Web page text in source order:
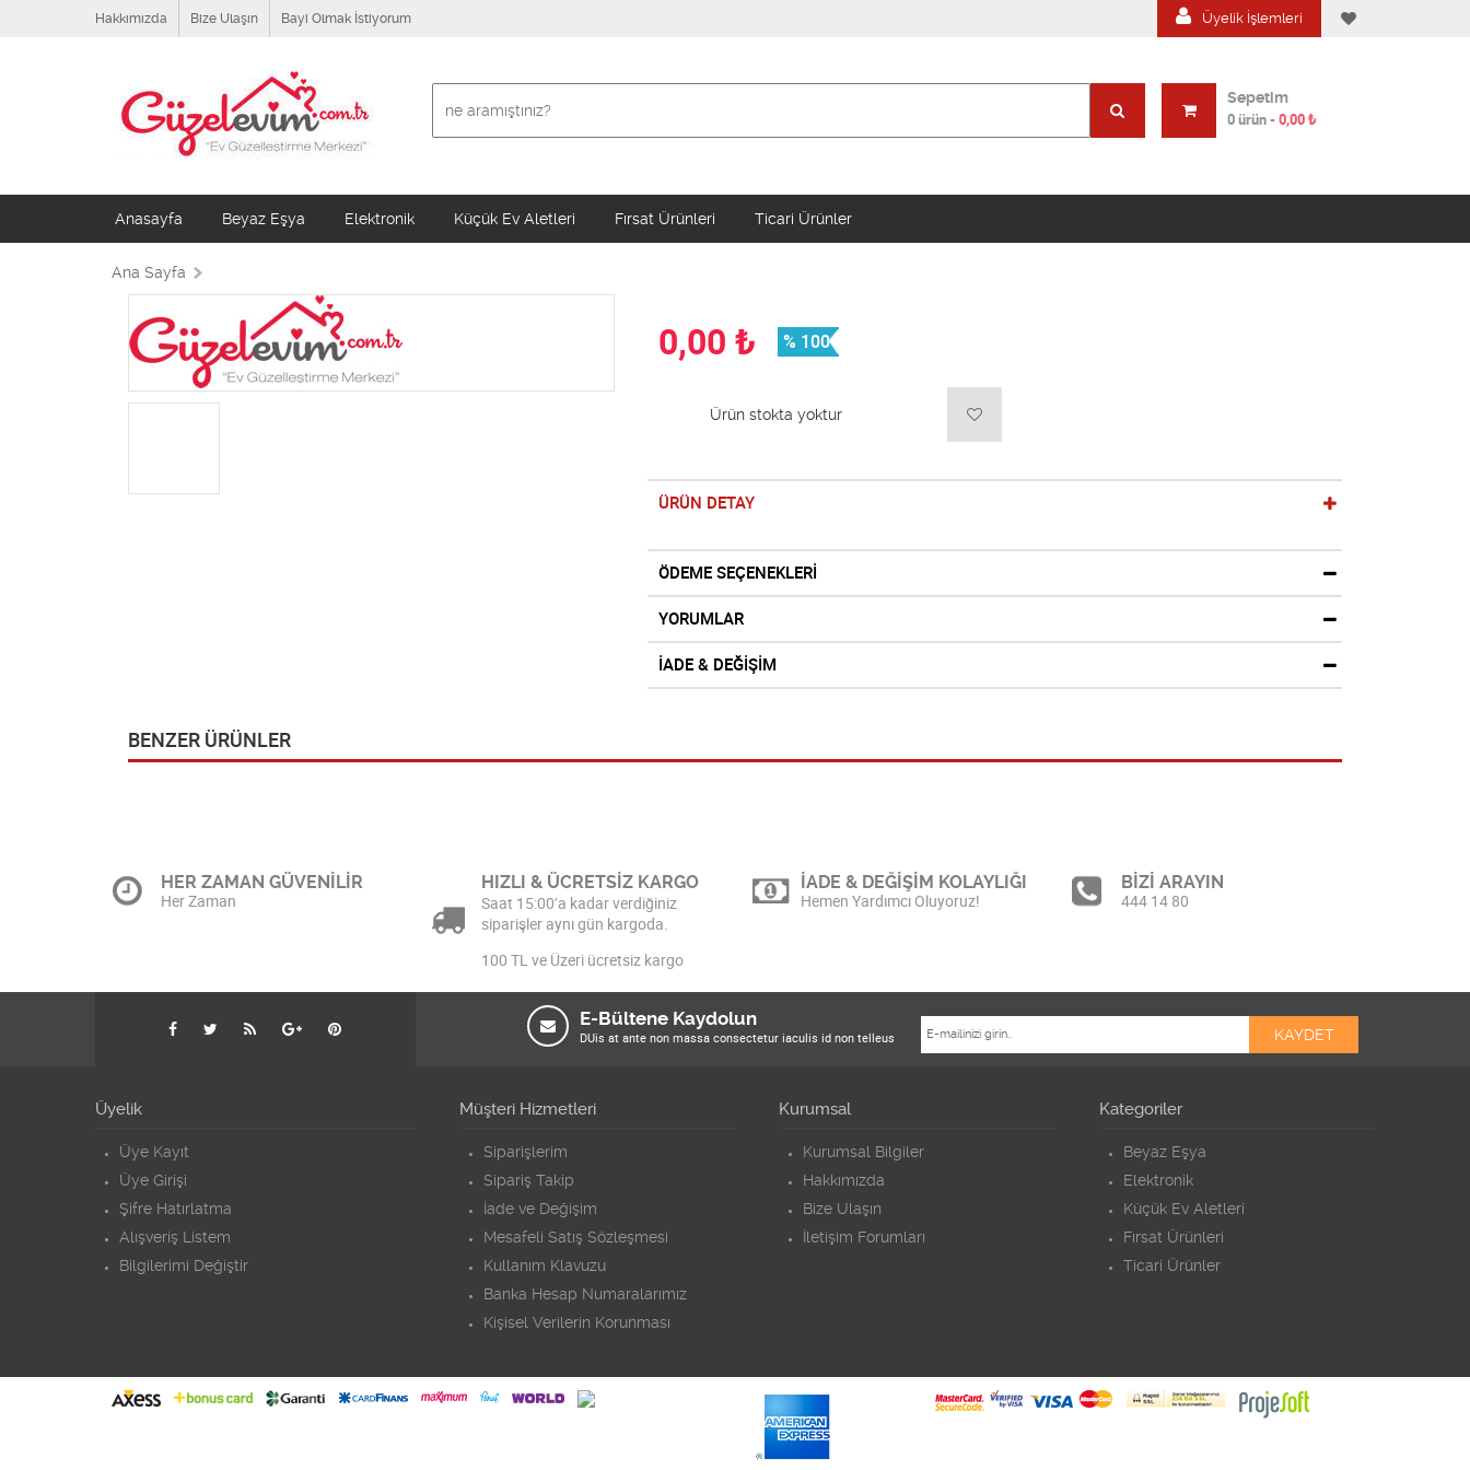
Hakkımızda Bize Ulaşın Bayi Olmak İstiyorum Üyelik İşlemleri
Sepetim
0 ürün - 0,00 ₺
Anasayfa Beyaz Eşya Elektronik Küçük Ev Aletleri Fırsat Ürünleri Ticari Ürünler
Ana Sayfa
0,00 ₺ % 100
Ürün stokta yoktur
ÜRÜN DETAY
ÖDEME SEÇENEKLERİ
YORUMLAR
İADE & DEĞİŞİM
BENZER ÜRÜNLER
HER ZAMAN GÜVENİLİR
Her Zaman
HIZLI & ÜCRETSİZ KARGO
Saat 15:00’a kadar verdiğiniz
siparişler aynı gün kargoda.
100 TL ve Üzeri ücretsiz kargo
İADE & DEĞİŞİM KOLAYLIĞI
Hemen Yardımcı Oluyoruz!
BİZİ ARAYIN
444 14 80
E-Bültene Kaydolun
DUis at ante non massa consectetur iaculis id non telleus
Üyelik
Üye Kayıt
Üye Girişi
Şifre Hatırlatma
Alışveriş Listem
Bilgilerimi Değiştir
Müşteri Hizmetleri
Siparişlerim
Sipariş Takip
İade ve Değişim
Mesafeli Satış Sözleşmesi
Kullanım Klavuzu
Banka Hesap Numaralarımız
Kişisel Verilerin Korunması
Kurumsal
Kurumsal Bilgiler
Hakkımızda
Bize Ulaşın
İletişim Forumları
Kategoriler
Beyaz Eşya
Elektronik
Küçük Ev Aletleri
Fırsat Ürünleri
Ticari Ürünler